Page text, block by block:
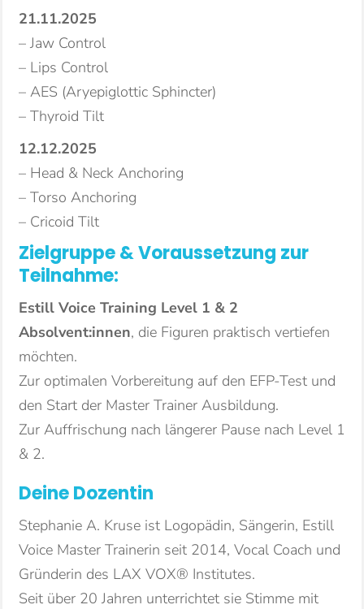
21.11.2025
– Jaw Control
– Lips Control
– AES (Aryepiglottic Sphincter)
– Thyroid Tilt
12.12.2025
– Head & Neck Anchoring
– Torso Anchoring
– Cricoid Tilt
Zielgruppe &Voraussetzung zur
Teilnahme:
Estill Voice Training Level 1 & 2
Absolvent:innen, die Figuren praktisch vertiefen
möchten.
Zur optimalen Vorbereitung auf den EFP-Test und
den Start der Master Trainer Ausbildung.
Zur Auffrischung nach längerer Pause nach Level 1
& 2.
Deine Dozentin
Stephanie A. Kruse ist Logopädin, Sängerin, Estill
Voice Master Trainerin seit 2014, Vocal Coach und
Gründerin des LAX VOX® Institutes.
Seit über 20 Jahren unterrichtet sie Stimme mit